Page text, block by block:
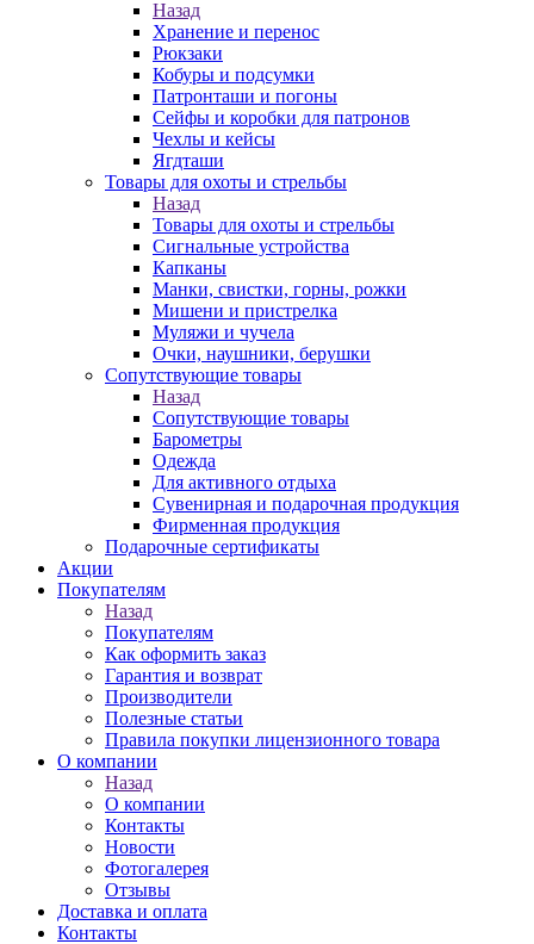
Назад
Хранение и перенос
Рюкзаки
Кобуры и подсумки
Патронташи и погоны
Сейфы и коробки для патронов
Чехлы и кейсы
Ягдташи
Товары для охоты и стрельбы
Назад
Товары для охоты и стрельбы
Сигнальные устройства
Капканы
Манки, свистки, горны, рожки
Мишени и пристрелка
Муляжи и чучела
Очки, наушники, берушки
Сопутствующие товары
Назад
Сопутствующие товары
Барометры
Одежда
Для активного отдыха
Сувенирная и подарочная продукция
Фирменная продукция
Подарочные сертификаты
Акции
Покупателям
Назад
Покупателям
Как оформить заказ
Гарантия и возврат
Производители
Полезные статьи
Правила покупки лицензионного товара
О компании
Назад
О компании
Контакты
Новости
Фотогалерея
Отзывы
Доставка и оплата
Контакты